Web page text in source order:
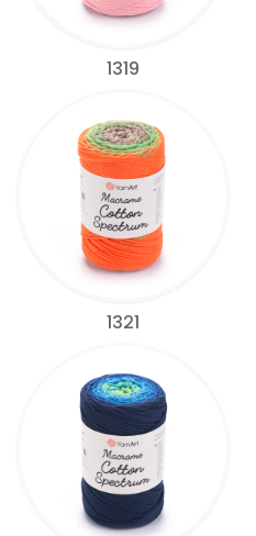
1319
1321